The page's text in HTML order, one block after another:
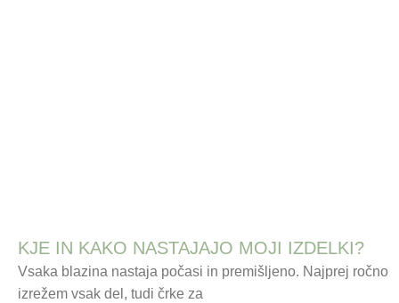
KJE IN KAKO NASTAJAJO MOJI IZDELKI?
Vsaka blazina nastaja počasi in premišljeno. Najprej ročno
izrežem vsak del, tudi črke za